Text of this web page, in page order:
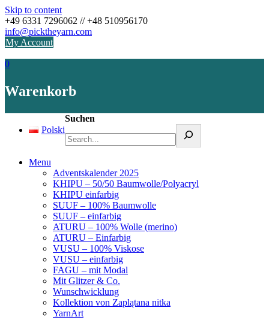
Skip to content
+49 6331 7296062 // +48 510956170
info@picktheyarn.com
My Account
0
Warenkorb
Polski
Suchen
Menu
Adventskalender 2025
KHIPU – 50/50 Baumwolle/Polyacryl
KHIPU einfarbig
SUUF – 100% Baumwolle
SUUF – einfarbig
ATURU – 100% Wolle (merino)
ATURU – Einfarbig
VUSU – 100% Viskose
VUSU – einfarbig
FAGU – mit Modal
Mit Glitzer & Co.
Wunschwicklung
Kollektion von Zaplątana nitka
YarnArt